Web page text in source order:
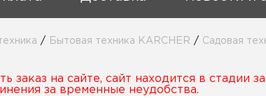
/ Бытовая техника KARCHER / Садовая
на сайте, сайт находится в стадии
за временные неудобства.